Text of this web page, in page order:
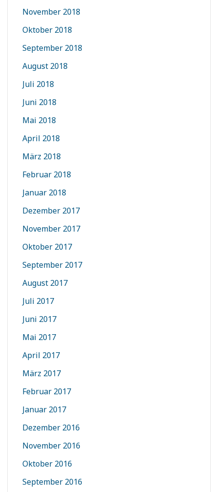
November 2018
Oktober 2018
September 2018
August 2018
Juli 2018
Juni 2018
Mai 2018
April 2018
März 2018
Februar 2018
Januar 2018
Dezember 2017
November 2017
Oktober 2017
September 2017
August 2017
Juli 2017
Juni 2017
Mai 2017
April 2017
März 2017
Februar 2017
Januar 2017
Dezember 2016
November 2016
Oktober 2016
September 2016